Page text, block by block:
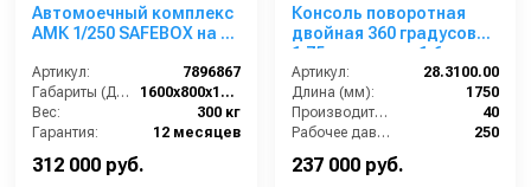
Автомоечный комплекс
АМК 1/250 SAFEBOX на 1
Артикул:
7896867
Габариты (ДхШхВ):
1600х800х1300
Вес:
300 кг
Гарантия:
12 месяцев
312 000 руб.
Консоль поворотная
двойная 360 градусов
1,75 м верхняя; 1,6 м
нижняя
Артикул:
28.3100.00
Длина (мм):
1750
Производительность (л/мин):
40
Рабочее давление (бар):
250
237 000 руб.